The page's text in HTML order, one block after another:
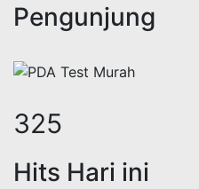
Pengunjung
399
Hits Hari ini